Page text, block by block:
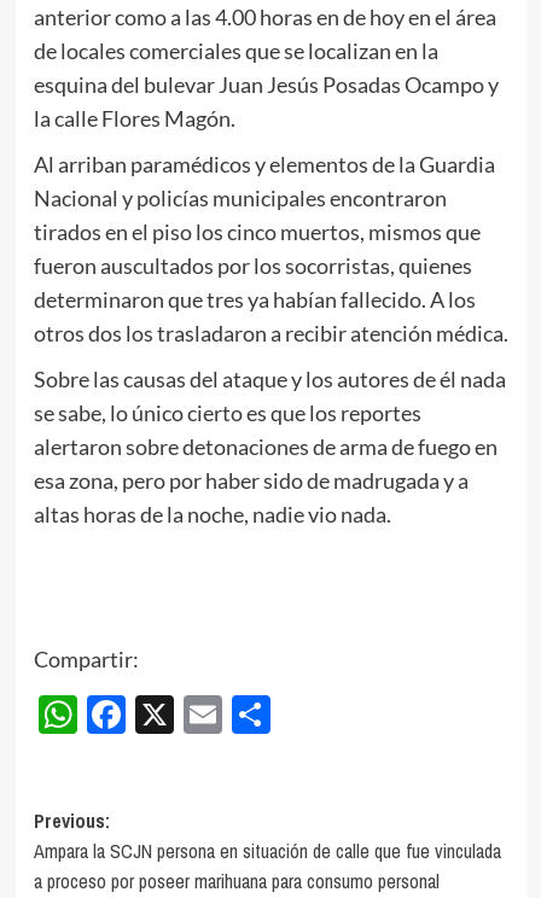
anterior como a las 4.00 horas en de hoy en el área
de locales comerciales que se localizan en la
esquina del bulevar Juan Jesús Posadas Ocampo y
la calle Flores Magón.
Al arriban paramédicos y elementos de la Guardia
Nacional y policías municipales encontraron
tirados en el piso los cinco muertos, mismos que
fueron auscultados por los socorristas, quienes
determinaron que tres ya habían fallecido. A los
otros dos los trasladaron a recibir atención médica.
Sobre las causas del ataque y los autores de él nada
se sabe, lo único cierto es que los reportes
alertaron sobre detonaciones de arma de fuego en
esa zona, pero por haber sido de madrugada y a
altas horas de la noche, nadie vio nada.
Compartir:
WhatsApp
Facebook
X EmailCompartir
Post
navigation
Previous:
Ampara la SCJN persona en situación de calle que fue vinculada
a proceso por poseer marihuana para consumo personal